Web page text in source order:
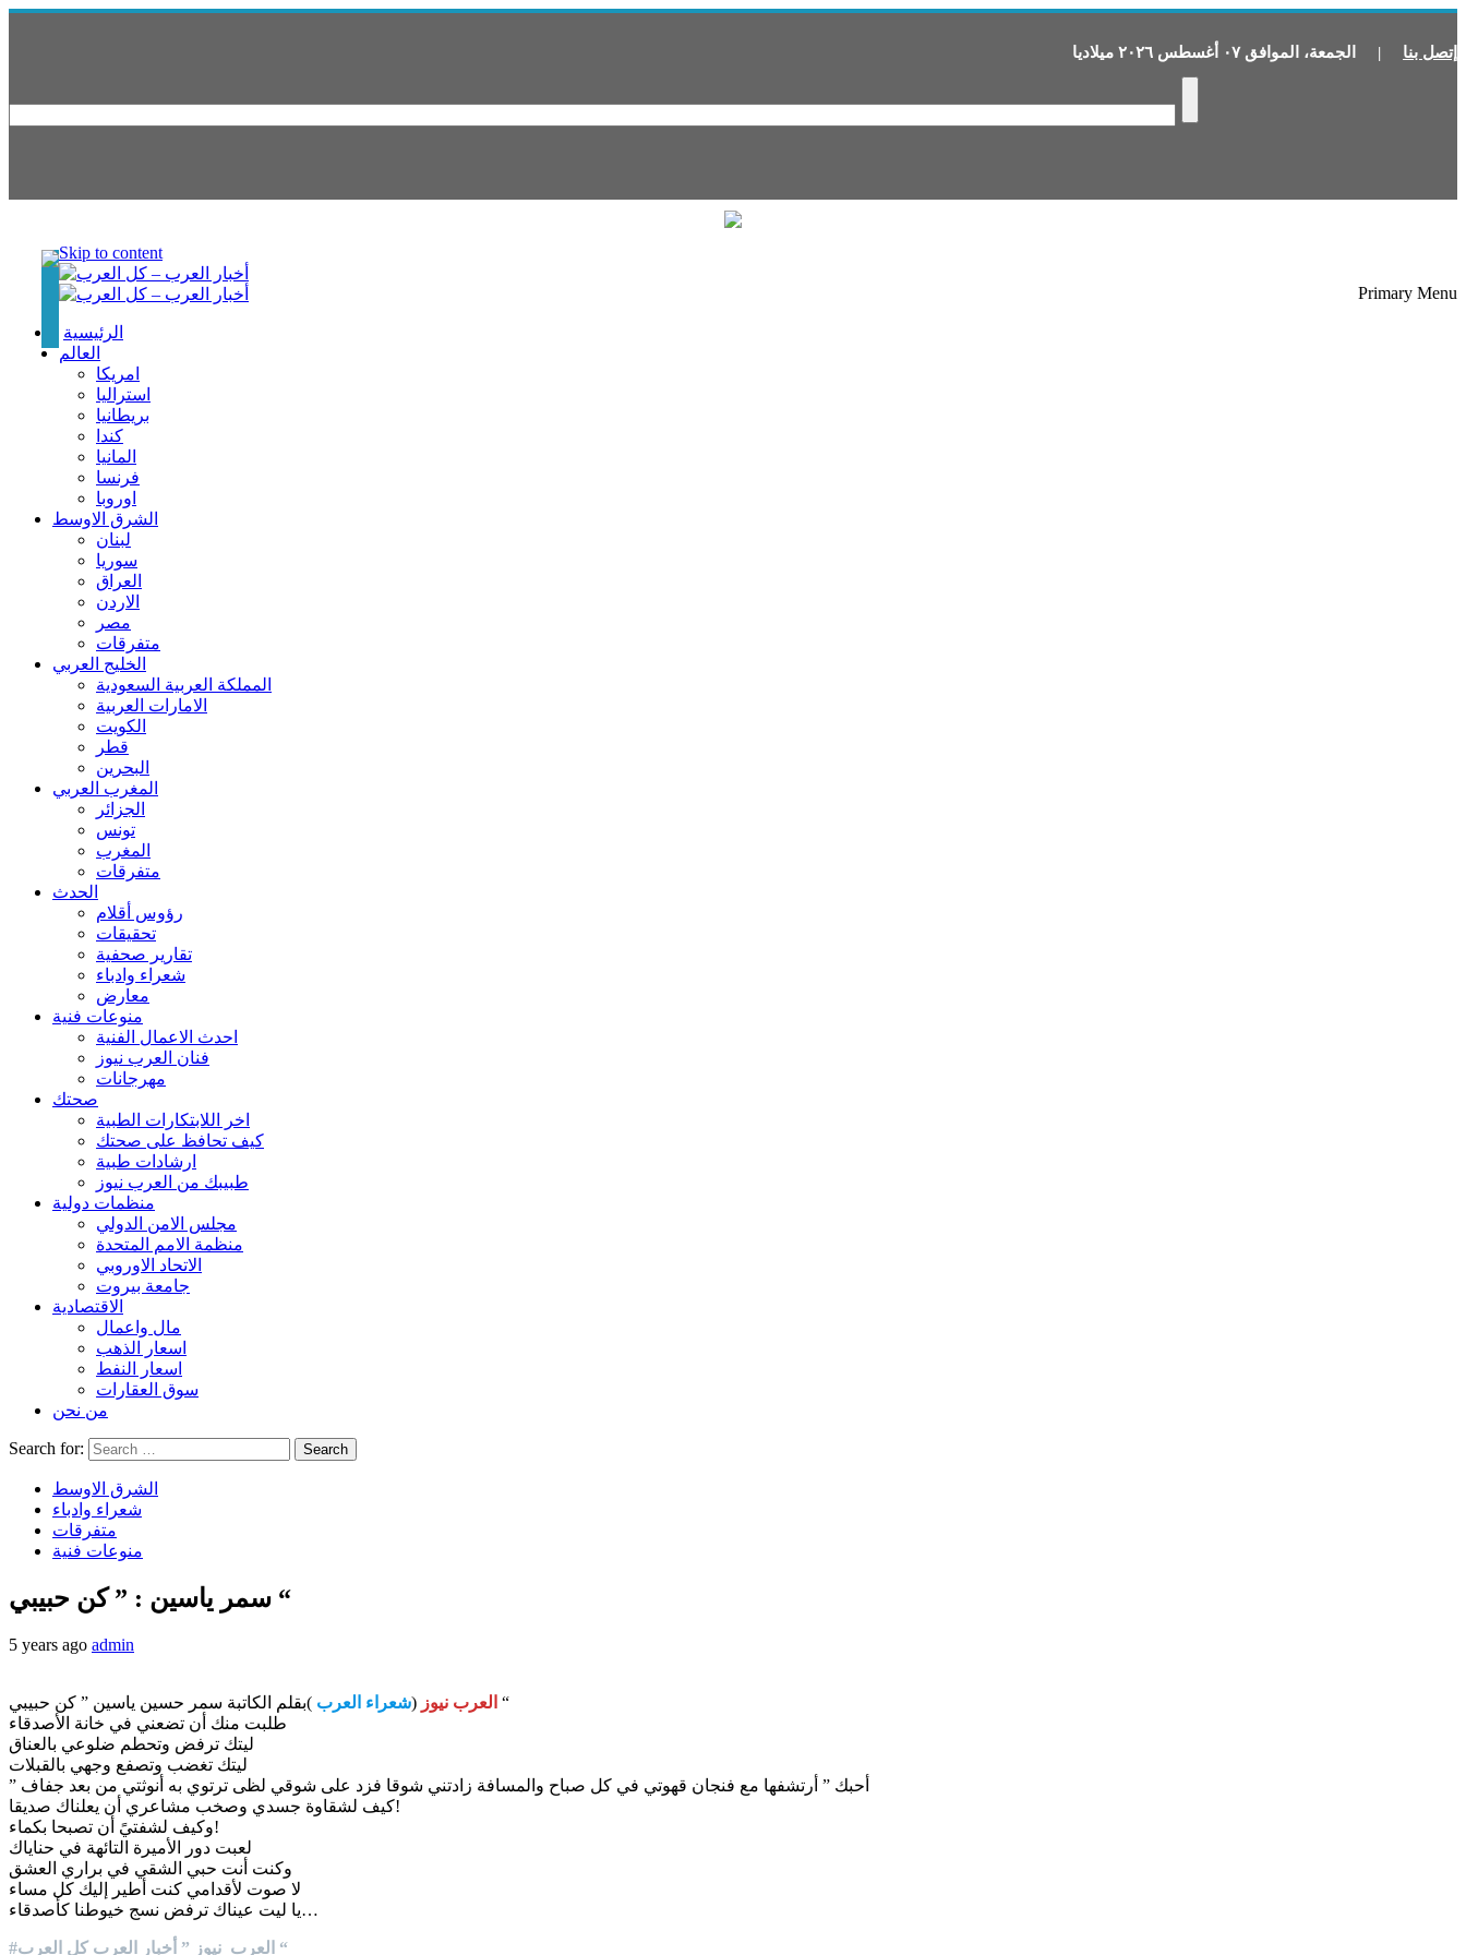
إتصل بنا | الجمعة، الموافق ٠٧ أغسطس ٢٠٢٦ ميلاديا
Skip to content
Primary Menu
الرئيسية
العالم
امريكا
استراليا
بريطانيا
كندا
المانيا
فرنسا
اوروبا
الشرق الاوسط
لبنان
سوريا
العراق
الاردن
مصر
متفرقات
الخليج العربي
المملكة العربية السعودية
الامارات العربية
الكويت
قطر
البحرين
المغرب العربي
الجزائر
تونس
المغرب
متفرقات
الحدث
رؤوس أقلام
تحقيقات
تقارير صحفية
شعراء وادباء
معارض
منوعات فنية
احدث الاعمال الفنية
فنان العرب نيوز
مهرجانات
صحتك
اخر اللابتكارات الطبية
كيف تحافظ على صحتك
ارشادات طبية
طبيبك من العرب نيوز
منظمات دولية
مجلس الامن الدولي
منظمة الامم المتحدة
الاتحاد الاوروبي
جامعة بيروت
الاقتصادية
مال واعمال
اسعار الذهب
اسعار النفط
سوق العقارات
من نحن
Search for:
الشرق الاوسط
شعراء وادباء
متفرقات
منوعات فنية
سمر ياسين : ” كن حبيبي “
5 years ago admin
العرب نيوز (شعراء العرب
)بقلم الكاتبة سمر حسين ياسين ” كن حبيبي “
طلبت منك أن تضعني في خانة الأصدقاء
ليتك ترفض وتحطم ضلوعي بالعناق
ليتك تغضب وتصفع وجهي بالقبلات
” أحبك ” أرتشفها مع فنجان قهوتي في كل صباح والمسافة زادتني شوقا فزد على شوقي لظى ترتوي به أنوثتي من بعد جفاف
كيف لشقاوة جسدي وصخب مشاعري أن يعلناك صديقا!
وكيف لشفتيً أن تصبحا بكماء!
لعبت دور الأميرة التائهة في حناياك
وكنت أنت حبي الشقي في براري العشق
لا صوت لأقدامي كنت أطير إليك كل مساء
يا ليت عيناك ترفض نسج خيوطنا كأصدقاء…
#العرب_نيوز ” أخبار العرب كل العرب “